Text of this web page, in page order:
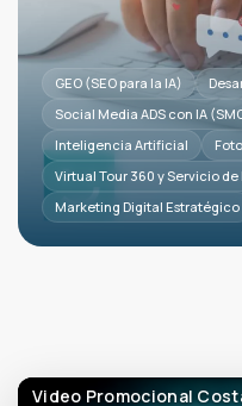
GEO (SEO para la IA)
Social Media ADS con IA
Inteligencia Artificial
Virtual Tour 360 y Servicio de
Marketing Digital Estratégico
Video Promocional